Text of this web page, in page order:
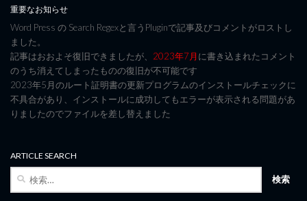
重要なお知らせ
Word Press の Search Regexと言うPluginで記事及びコメントがロストし
ました。
記事はおおよそ復旧できましたが、 2023年7月に書き込まれたコメント
のうち消えてしまったものの復旧が不可能です
2023年5月のルート証明書の更新プログラムのインストールチェックに
不具合があり、インストールに成功してもエラーが表示される問題があ
りましたのでファイルを差し替えました
ARTICLE SEARCH